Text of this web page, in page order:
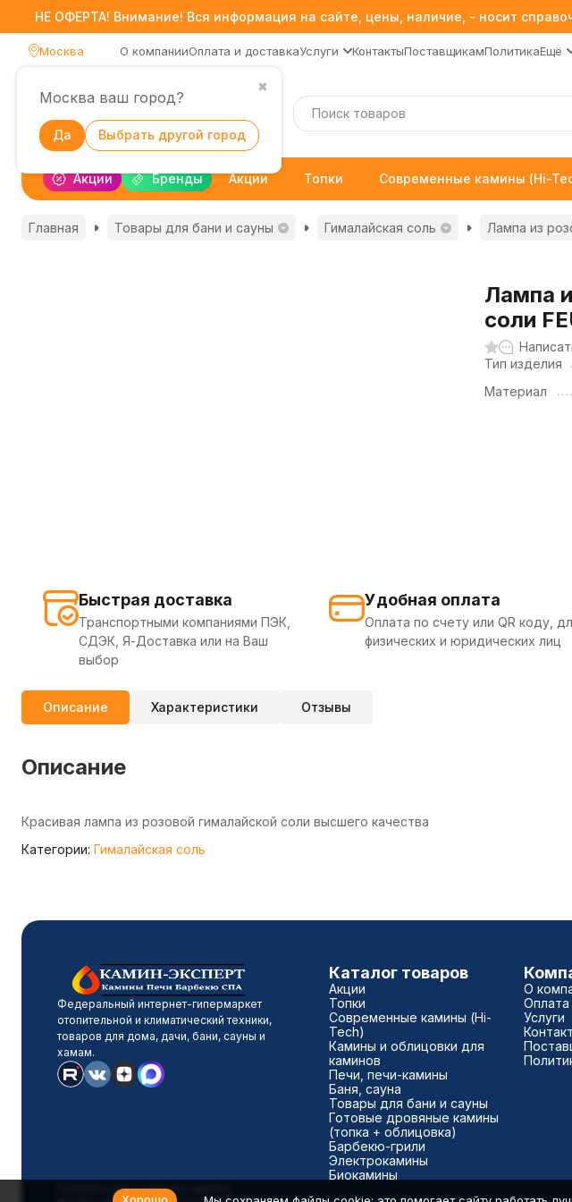
НЕ ОФЕРТА! Внимание! Вся информация на сайте, цены, наличие, - носит
Москва
✖
Москва ваш город?
Да Выбрать другой город
О компанииОплата и доставкаУслуги КонтактыПоставщикамПолитикаЕщё
Акции Бренды Акции Топки Современные камины (Hi-
Главная Товары для бани и сауны Гималайская соль Лампа из
Лампа
соли
Тип изделия
Материал
Быстрая доставка
Транспортными компаниями ПЭК,
СДЭК, Я-Доставка или на Ваш
выбор
Удобная оплата
Оплата по счету или QR коду,
физических и юридических лиц
Описание Характеристики Отзывы
Описание
Красивая лампа из розовой гималайской соли высшего качества
Категории: Гималайская соль
Федеральный интернет-гипермаркет
отопительной и климатический техники,
товаров для дома, дачи, бани, сауны и
хамам.
Каталог товаров
Акции
Топки
Современные камины (Hi-
Tech)
Камины и облицовки для
каминов
Печи, печи-камины
Баня, сауна
Товары для бани и сауны
Готовые дровяные камины
(топка + облицовка)
Барбекю-грили
Электрокамины
Биокамины
О
Оплата
Услуги
Политика персональных данных